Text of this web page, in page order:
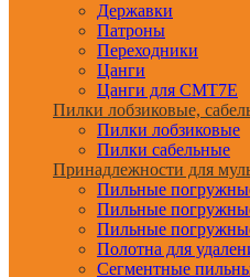
Державки
Патроны
Переходники
Цанги
Цанги для CMT7E
Пилки лобзиковые,
Пилки лобзиковые
Пилки сабельные
Принадлежности для
Пильные
Пильные
Пильные
Полотна для
Сегментные